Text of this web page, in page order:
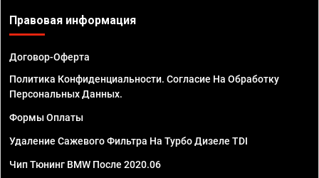
Правовая информация
Договор-Оферта
Политика Конфиденциальности. Согласие На Обработку
Персональных Данных.
Формы Оплаты
Удаление Сажевого Фильтра На Турбо Дизеле TDI
Чип Тюнинг BMW После 2020.06